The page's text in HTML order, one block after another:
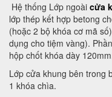
Hệ thống Lớp ngoài cửa
lớp thép kết hợp betong
(hoặc 2 bộ khóa cơ mã
dụng cho tiệm vàng).
hộp chốt khóa dày
Lớp cửa khung bên trong
1 khóa chìa.